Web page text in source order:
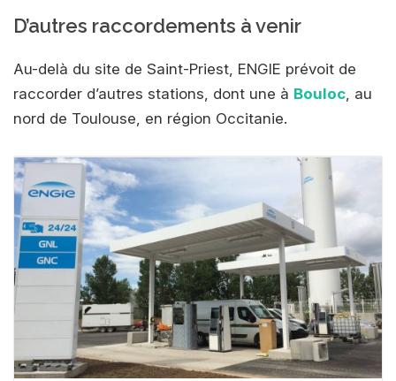
D’autres raccordements à venir
Au-delà du site de Saint-Priest, ENGIE prévoit de
raccorder d’autres stations, dont une à Bouloc, au
nord de Toulouse, en région Occitanie.